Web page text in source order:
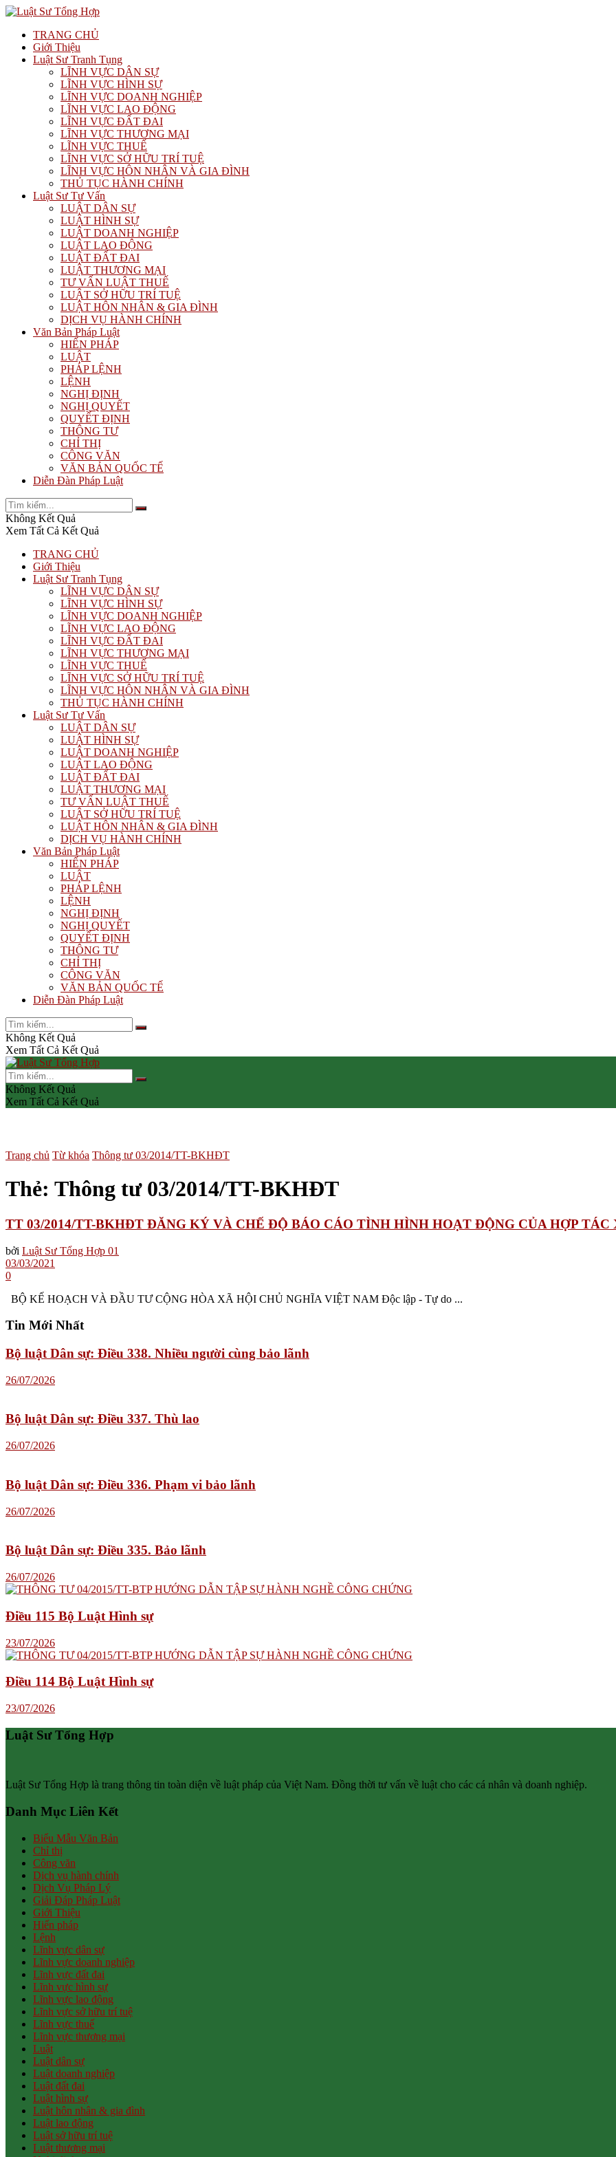
TRANG CHỦ
Giới Thiệu
Luật Sư Tranh Tụng
LĨNH VỰC DÂN SỰ
LĨNH VỰC HÌNH SỰ
LĨNH VỰC DOANH NGHIỆP
LĨNH VỰC LAO ĐỘNG
LĨNH VỰC ĐẤT ĐAI
LĨNH VỰC THƯƠNG MẠI
LĨNH VỰC THUẾ
LĨNH VỰC SỞ HỮU TRÍ TUỆ
LĨNH VỰC HÔN NHÂN VÀ GIA ĐÌNH
THỦ TỤC HÀNH CHÍNH
Luật Sư Tư Vấn
LUẬT DÂN SỰ
LUẬT HÌNH SỰ
LUẬT DOANH NGHIỆP
LUẬT LAO ĐỘNG
LUẬT ĐẤT ĐAI
LUẬT THƯƠNG MẠI
TƯ VẤN LUẬT THUẾ
LUẬT SỞ HỮU TRÍ TUỆ
LUẬT HÔN NHÂN & GIA ĐÌNH
DỊCH VỤ HÀNH CHÍNH
Văn Bản Pháp Luật
HIẾN PHÁP
LUẬT
PHÁP LỆNH
LỆNH
NGHỊ ĐỊNH
NGHỊ QUYẾT
QUYẾT ĐỊNH
THÔNG TƯ
CHỈ THỊ
CÔNG VĂN
VĂN BẢN QUỐC TẾ
Diễn Đàn Pháp Luật
Không Kết Quả
Xem Tất Cả Kết Quả
TRANG CHỦ
Giới Thiệu
Luật Sư Tranh Tụng
LĨNH VỰC DÂN SỰ
LĨNH VỰC HÌNH SỰ
LĨNH VỰC DOANH NGHIỆP
LĨNH VỰC LAO ĐỘNG
LĨNH VỰC ĐẤT ĐAI
LĨNH VỰC THƯƠNG MẠI
LĨNH VỰC THUẾ
LĨNH VỰC SỞ HỮU TRÍ TUỆ
LĨNH VỰC HÔN NHÂN VÀ GIA ĐÌNH
THỦ TỤC HÀNH CHÍNH
Luật Sư Tư Vấn
LUẬT DÂN SỰ
LUẬT HÌNH SỰ
LUẬT DOANH NGHIỆP
LUẬT LAO ĐỘNG
LUẬT ĐẤT ĐAI
LUẬT THƯƠNG MẠI
TƯ VẤN LUẬT THUẾ
LUẬT SỞ HỮU TRÍ TUỆ
LUẬT HÔN NHÂN & GIA ĐÌNH
DỊCH VỤ HÀNH CHÍNH
Văn Bản Pháp Luật
HIẾN PHÁP
LUẬT
PHÁP LỆNH
LỆNH
NGHỊ ĐỊNH
NGHỊ QUYẾT
QUYẾT ĐỊNH
THÔNG TƯ
CHỈ THỊ
CÔNG VĂN
VĂN BẢN QUỐC TẾ
Diễn Đàn Pháp Luật
Không Kết Quả
Xem Tất Cả Kết Quả
Không Kết Quả
Xem Tất Cả Kết Quả
Trang chủ Từ khóa Thông tư 03/2014/TT-BKHĐT
Thẻ: Thông tư 03/2014/TT-BKHĐT
TT 03/2014/TT-BKHĐT ĐĂNG KÝ VÀ CHẾ ĐỘ BÁO CÁO TÌNH HÌNH HOẠT ĐỘNG CỦA HỢP TÁC
bởi Luật Sư Tổng Hợp 01
03/03/2021
0
BỘ KẾ HOẠCH VÀ ĐẦU TƯ CỘNG HÒA XÃ HỘI CHỦ NGHĨA VIỆT NAM Độc lập - Tự do ...
Tin Mới Nhất
Bộ luật Dân sự: Điều 338. Nhiều người cùng bảo lãnh
26/07/2026
Bộ luật Dân sự: Điều 337. Thù lao
26/07/2026
Bộ luật Dân sự: Điều 336. Phạm vi bảo lãnh
26/07/2026
Bộ luật Dân sự: Điều 335. Bảo lãnh
26/07/2026
Điều 115 Bộ Luật Hình sự
23/07/2026
Điều 114 Bộ Luật Hình sự
23/07/2026
Luật Sư Tổng Hợp
Luật Sư Tổng Hợp là trang thông tin toàn diện về luật pháp của Việt Nam. Đồng thời tư vấn về luật cho các cá nhân và doanh nghiệp.
Danh Mục Liên Kết
Biểu Mẫu Văn Bản
Chỉ thị
Công văn
Dịch vụ hành chính
Dịch Vụ Pháp Lý
Giải Đáp Pháp Luật
Giới Thiệu
Hiến pháp
Lệnh
Lĩnh vực dân sự
Lĩnh vực doanh nghiệp
Lĩnh vực đất đai
Lĩnh vực hình sự
Lĩnh vực lao động
Lĩnh vực sở hữu trí tuệ
Lĩnh vực thuế
Lĩnh vực thương mại
Luật
Luật dân sự
Luật doanh nghiệp
Luật đất đai
Luật hình sự
Luật hôn nhân & gia đình
Luật lao động
Luật sở hữu trí tuệ
Luật thương mại